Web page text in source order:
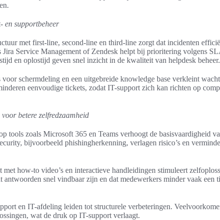
en supportbeheer
met first-line, second-line en third-line zorgt dat incidenten
Service Management of Zendesk helpt bij prioritering volgens
en oplostijd geven snel inzicht in de kwaliteit van helpdesk beheer.
schermdeling en een uitgebreide knowledge base verkleint
eenvoudige tickets, zodat IT-support zich kan richten op
betere zelfredzaamheid
tools zoals Microsoft 365 en Teams verhoogt de basisvaardigheid
bijvoorbeeld phishingherkenning, verlagen risico’s en
met how-to video’s en interactieve handleidingen stimuleert
antwoorden snel vindbaar zijn en dat medewerkers minder vaak een
en IT-afdeling leiden tot structurele verbeteringen.
wat de druk op IT-support verlaagt.